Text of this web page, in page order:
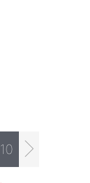
10